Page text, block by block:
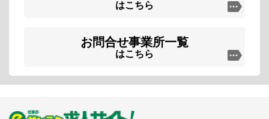
はこちら
お問合せ事業所一覧
はこちら